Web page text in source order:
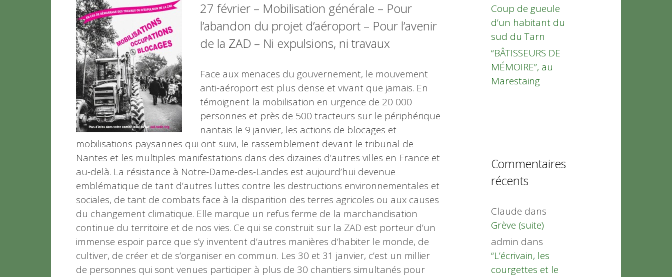
27 février – Mobilisation générale – Pour
l’abandon du projet d’aéroport – Pour l’avenir
de la ZAD – Ni expulsions, ni travaux
Face aux menaces du gouvernement, le mouvement
anti-aéroport est plus dense et vivant que jamais. En
témoignent la mobilisation en urgence de 20 000
personnes et près de 500 tracteurs sur le périphérique
nantais le 9 janvier, les actions de blocages et
mobilisations paysannes qui ont suivi, le rassemblement devant le tribunal de
Nantes et les multiples manifestations dans des dizaines d’autres villes en France et
au-delà. La résistance à Notre-Dame-des-Landes est aujourd’hui devenue
emblématique de tant d’autres luttes contre les destructions environnementales et
sociales, de tant de combats face à la disparition des terres agricoles ou aux causes
du changement climatique. Elle marque un refus ferme de la marchandisation
continue du territoire et de nos vies. Ce qui se construit sur la ZAD est porteur d’un
immense espoir parce que s’y inventent d’autres manières d’habiter le monde, de
cultiver, de créer et de s’organiser en commun. Les 30 et 31 janvier, c’est un millier
de personnes qui sont venues participer à plus de 30 chantiers simultanés pour
Coup de gueule
d’un habitant du
sud du Tarn
“BÂTISSEURS DE
MÉMOIRE”, au
Marestaing
Commentaires
récents
Claude dans
Grève (suite)
admin dans
“L’écrivain, les
courgettes et le